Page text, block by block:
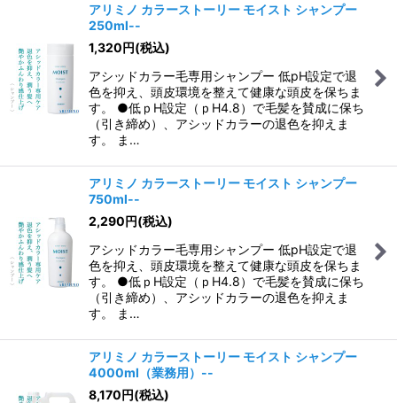
アリミノ カラーストーリー モイスト シャンプー
250ml--
1,320円(税込)
アシッドカラー毛専用シャンプー 低pH設定で退
色を抑え、頭皮環境を整えて健康な頭皮を保ちま
す。 ●低ｐH設定（ｐH4.8）で毛髪を賛成に保ち
（引き締め）、アシッドカラーの退色を抑えま
す。 ま…
アリミノ カラーストーリー モイスト シャンプー
750ml--
2,290円(税込)
アシッドカラー毛専用シャンプー 低pH設定で退
色を抑え、頭皮環境を整えて健康な頭皮を保ちま
す。 ●低ｐH設定（ｐH4.8）で毛髪を賛成に保ち
（引き締め）、アシッドカラーの退色を抑えま
す。 ま…
アリミノ カラーストーリー モイスト シャンプー
4000ml（業務用）--
8,170円(税込)